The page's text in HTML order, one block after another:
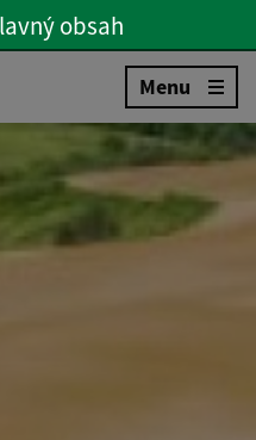
menu
obsah
Slovenčina
Menu